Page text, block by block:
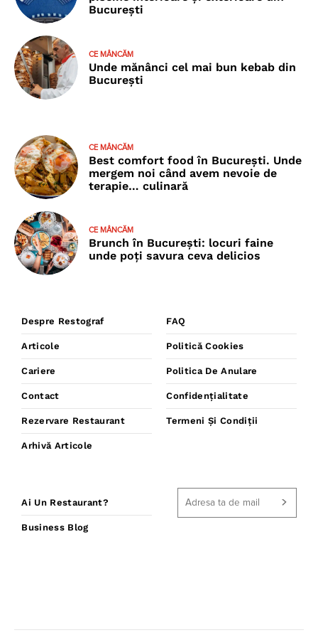
București
CE MÂNCĂM
Unde mănânci cel mai bun kebab din
București
CE MÂNCĂM
Best comfort food în București. Unde
mergem noi când avem nevoie de
terapie… culinară
CE MÂNCĂM
Brunch în București: locuri faine
unde poţi savura ceva delicios
Despre Restograf
Articole
Cariere
Contact
Rezervare Restaurant
Arhivă Articole
FAQ
Politică Cookies
Politica De Anulare
Confidențialitate
Termeni Și Condiții
Ai Un Restaurant?
Business Blog